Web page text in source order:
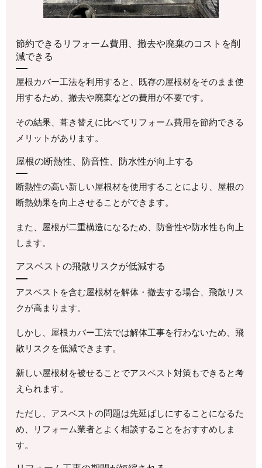
節約できるリフォーム費用、撤去や廃棄のコストを削
減できる
屋根カバー工法を利用すると、既存の屋根材をそのまま使
用するため、撤去や廃棄などの費用が不要です。
その結果、葺き替えに比べてリフォーム費用を節約できる
メリットがあります。
屋根の断熱性、防音性、防水性が向上する
断熱性の高い新しい屋根材を使用することにより、屋根の
断熱効果を向上させることができます。
また、屋根が二重構造になるため、防音性や防水性も向上
します。
アスベストの飛散リスクが低減する
アスベストを含む屋根材を解体・撤去する場合、飛散リス
クが高まります。
しかし、屋根カバー工法では解体工事を行わないため、飛
散リスクを低減できます。
新しい屋根材を被せることでアスベスト対策もできると考
えられます。
ただし、アスベストの問題は先延ばしにすることになるた
め、リフォーム業者とよく相談することをおすすめしま
す。